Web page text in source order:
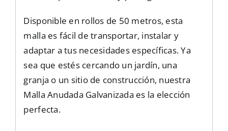
Disponible en rollos de 50 metros, esta
malla es fácil de transportar, instalar y
adaptar a tus necesidades específicas. Ya
sea que estés cercando un jardín, una
granja o un sitio de construcción, nuestra
Malla Anudada Galvanizada es la elección
perfecta.